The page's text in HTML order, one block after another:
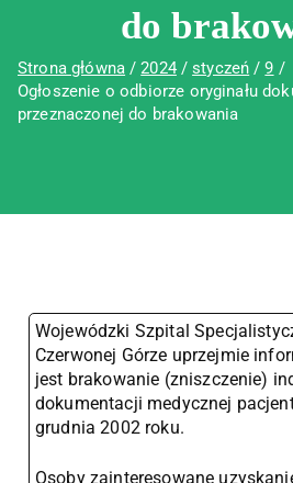
do
Strona główna 2024 styczeń
9
Ogłoszenie o odbiorze oryginału
przeznaczonej do brakowania
Wojewódzki Szpital
Czerwonej Górze uprzejmie
jest brakowanie (zniszczenie)
dokumentacji medycznej
grudnia 2002 roku.
Osoby zainteresowane